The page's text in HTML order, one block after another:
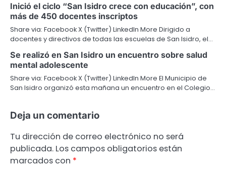
Inició el ciclo “San Isidro crece con educación”, con
más de 450 docentes inscriptos
Share via: Facebook X (Twitter) LinkedIn More Dirigido a
docentes y directivos de todas las escuelas de San Isidro, el…
Se realizó en San Isidro un encuentro sobre salud
mental adolescente
Share via: Facebook X (Twitter) LinkedIn More El Municipio de
San Isidro organizó esta mañana un encuentro en el Colegio…
Deja un comentario
Tu dirección de correo electrónico no será
publicada. Los campos obligatorios están
marcados con *